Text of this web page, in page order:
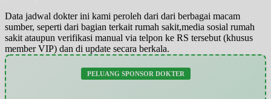
Data jadwal dokter ini kami peroleh dari dari berbagai macam
sumber, seperti dari bagian terkait rumah sakit,media sosial rumah
sakit ataupun verifikasi manual via telpon ke RS tersebut (khusus
member VIP) dan di update secara berkala.
PELUANG SPONSOR DOKTER